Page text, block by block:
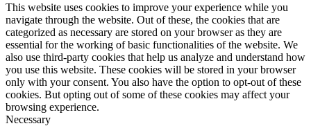
This website uses cookies to improve your experience while you
navigate through the website. Out of these, the cookies that are
categorized as necessary are stored on your browser as they are
essential for the working of basic functionalities of the website. We
also use third-party cookies that help us analyze and understand how
you use this website. These cookies will be stored in your browser
only with your consent. You also have the option to opt-out of these
cookies. But opting out of some of these cookies may affect your
browsing experience.
Necessary